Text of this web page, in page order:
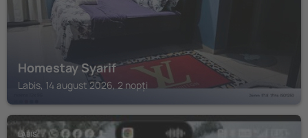
Homestay Syarif
Labis, 14 august 2026, 2 nopți
LABIS